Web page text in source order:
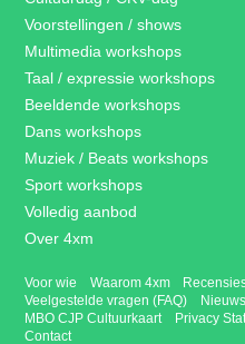
Voorstellingen / shows
Multimedia workshops
Taal / expressie workshops
Beeldende workshops
Dans workshops
Muziek / Beats workshops
Sport workshops
Volledig aanbod
Over 4xm
Voor wie Waarom 4xm
Veelgestelde vragen (FAQ)
Nieuws
MBO CJP Cultuurkaart
Privacy
Contact